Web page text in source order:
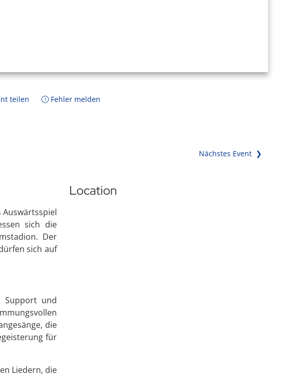
teilen Fehler melden
Nächstes Event ❯
sich die
Der
sich auf
Support und
die
für
Liedern, die
Location